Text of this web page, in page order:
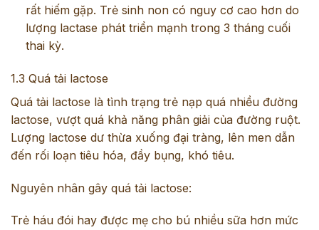
rất hiếm gặp. Trẻ sinh non có nguy cơ cao hơn do
lượng lactase phát triển mạnh trong 3 tháng cuối
thai kỳ.
1.3 Quá tải lactose
Quá tải lactose là tình trạng trẻ nạp quá nhiều đường
lactose, vượt quá khả năng phân giải của đường ruột.
Lượng lactose dư thừa xuống đại tràng, lên men dẫn
đến rối loạn tiêu hóa, đầy bụng, khó tiêu.
Nguyên nhân gây quá tải lactose:
Trẻ háu đói hay được mẹ cho bú nhiều sữa hơn mức